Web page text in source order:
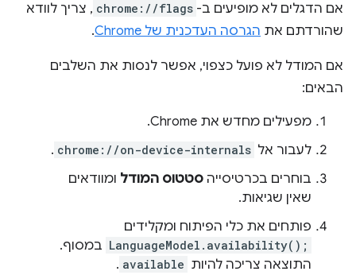
אם הדגלים לא מופיעים ב- chrome://flags , צריך לוודא
שהורדתם את הגרסה העדכנית של Chrome .
אם המודל לא פועל כצפוי, אפשר לנסות את השלבים
הבאים:
מפעילים מחדש את Chrome.
לעבור אל chrome://on-device-internals
.
בוחרים בכרטיסייה סטטוס המודל ומוודאים
שאין שגיאות.
פותחים את כלי הפיתוח ומקלידים
LanguageModel.availability(); במסוף.
התוצאה צריכה להיות available
.